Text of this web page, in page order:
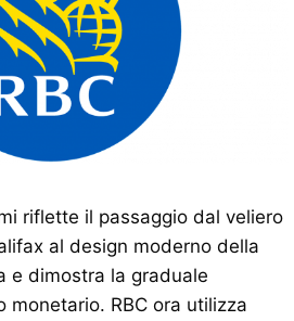
riflette il passaggio dal veliero
al design moderno della
e dimostra la graduale
monetario. RBC ora utilizza